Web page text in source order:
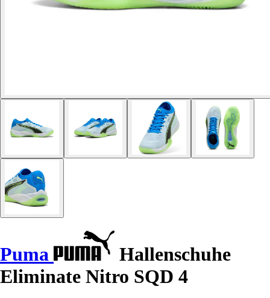
Puma
Hallenschuhe
Eliminate Nitro SQD 4